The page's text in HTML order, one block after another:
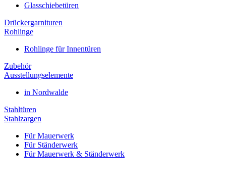
Glasschiebetüren
Drückergarnituren
Rohlinge
Rohlinge für Innentüren
Zubehör
Ausstellungselemente
in Nordwalde
Stahltüren
Stahlzargen
Für Mauerwerk
Für Ständerwerk
Für Mauerwerk & Ständerwerk